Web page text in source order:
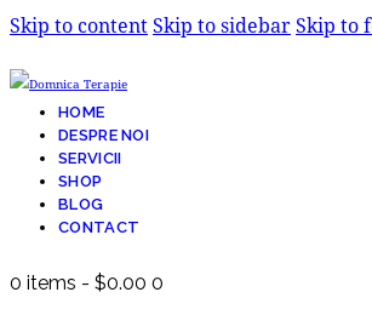
Skip to contentSkip to sidebarSkip to
HOME
DESPRE NOI
SERVICII
SHOP
BLOG
CONTACT
0 items - $0.00 0